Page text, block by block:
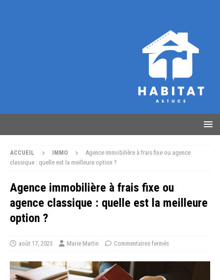
ACCUEIL IMMO
Agence immobilière à frais fixe ou agence
classique : quelle est la meilleure option ?
Agence immobilière à frais fixe ou
agence classique : quelle est la meilleure
option ?
août 17, 2023 Marie Martin Commentaires fermés